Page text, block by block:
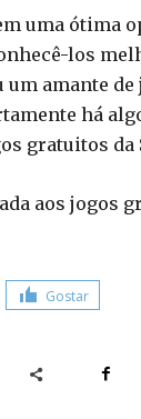
uma ótima
los
um amante de
há
gratuitos da
Gostar